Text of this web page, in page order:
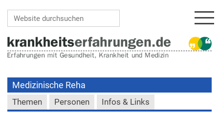
Medizinische Reha
Themen Personen Infos & Links